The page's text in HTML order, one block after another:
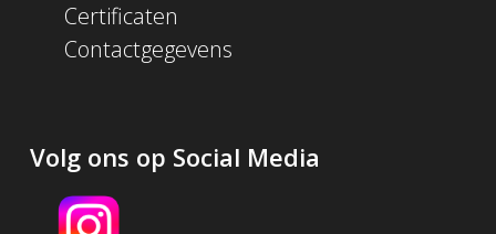
Certificaten
Contactgegevens
Volg ons op Social Media